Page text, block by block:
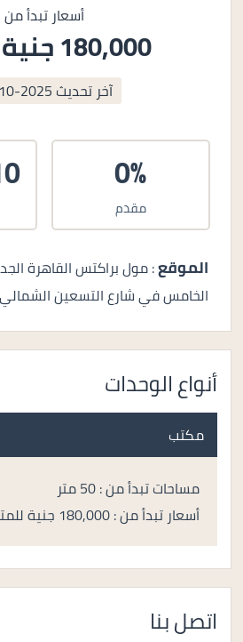
أسعار تبدأ من
180,000 جنية للمتر
آخر تحديث 2025-10-09
0%
مقدم
10
الموقع: مول براكتس القاهرة
الخامس في شارع التسعين
أنواع الوحدات
مكتب
مساحات تبدأ من : 50 متر
أسعار تبدأ من : 180,000 جنية للمتر
اتصل بنا